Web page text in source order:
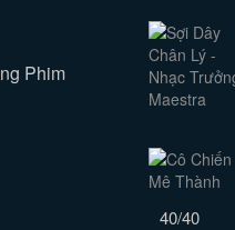
Phim
40/40